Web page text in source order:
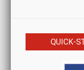
QUICK-